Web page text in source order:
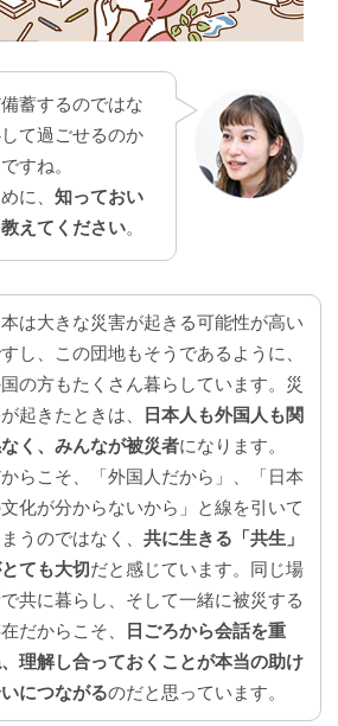
蓄するのではな
て過ごせるのか
すね。
に、 知っておい
えてください。
本は大きな災害が起きる可能性が高い
し、この団地もそうであるように、
の方もたくさん暮らしています。災
起きたときは、
日本人も外国人も関
く、みんなが被災者になります。
らこそ、「外国人だから」、「日本
化が分からないから」と線を引いて
うのではなく、 共に生きる「共生」
ても大切だと感じています。同じ場
共に暮らし、そして一緒に被災する
だからこそ、
日ごろから会話を重
理解し合っておくことが本当の助け
につながるのだと思っています。